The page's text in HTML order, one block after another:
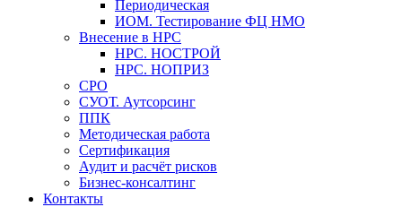
Периодическая
ИОМ. Тестирование ФЦ НМО
Внесение в НРС
НРС. НОСТРОЙ
НРС. НОПРИЗ
СРО
СУОТ. Аутсорсинг
ППК
Методическая работа
Сертификация
Аудит и расчёт рисков
Бизнес-консалтинг
Контакты